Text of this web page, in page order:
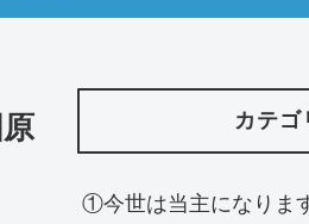
カテゴ
①今世は当主になりま